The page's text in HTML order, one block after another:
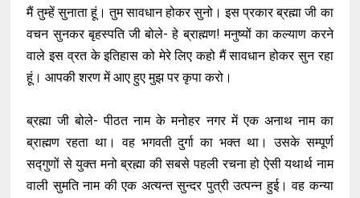
मैं तुम्हें सुनाता हूं। तुम सावधान होकर सुनो। इस प्रकार ब्रह्मा जी का
वचन सुनकर बृहस्पति जी बोले- हे ब्राह्मण! मनुष्यों का कल्याण करने
वाले इस व्रत के इतिहास को मेरे लिए कहो मैं सावधान होकर सुन रहा
हूं। आपकी शरण में आए हुए मुझ पर कृपा करो।
ब्रह्मा जी बोले- पीठत नाम के मनोहर नगर में एक अनाथ नाम का
ब्राह्मण रहता था। वह भगवती दुर्गा का भक्त था। उसके सम्पूर्ण
सद्गुणों से युक्त मनो ब्रह्मा की सबसे पहली रचना हो ऐसी यथार्थ नाम
वाली सुमति नाम की एक अत्यन्त सुन्दर पुत्री उत्पन्न हुई। वह कन्या